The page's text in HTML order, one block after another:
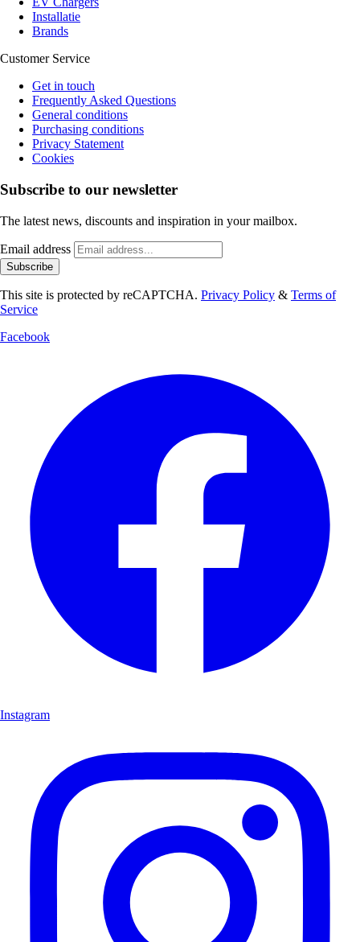
Installatie
Brands
Customer Service
Get in touch
Frequently Asked Questions
General conditions
Purchasing conditions
Privacy Statement
Cookies
Subscribe to our newsletter
The latest news, discounts and inspiration in your mailbox.
Email address
Subscribe
This site is protected by reCAPTCHA. Privacy Policy & Terms of
Service
Facebook
Instagram